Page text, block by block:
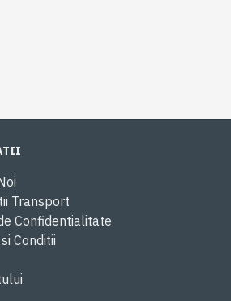
Transport
Confidentialitate
Conditii